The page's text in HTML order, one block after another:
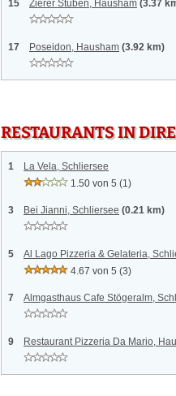
15 Zierer Stuben, Hausham (3.37
17 Poseidon, Hausham (3.92 km)
RESTAURANTS IN
1
La Vela, Schliersee
1.50 von 5 (1)
3 Bei Jianni, Schliersee (0.21 km)
5
Al Lago Pizzeria & Gelateria,
4.67 von 5 (3)
7 Almgasthaus Cafe Stögeralm,
9 Restaurant Pizzeria Da Mario,